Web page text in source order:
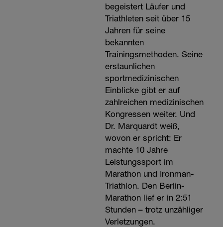
begeistert Läufer und
Triathleten seit über 15
Jahren für seine
bekannten
Trainingsmethoden. Seine
erstaunlichen
sportmedizinischen
Einblicke gibt er auf
zahlreichen medizinischen
Kongressen weiter. Und
Dr. Marquardt weiß,
wovon er spricht: Er
machte 10 Jahre
Leistungssport im
Marathon und Ironman-
Triathlon. Den Berlin-
Marathon lief er in 2:51
Stunden – trotz unzähliger
Verletzungen.